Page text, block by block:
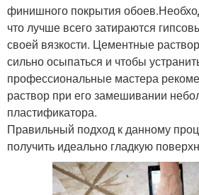
финишного покрытия
что лучше всего затираются
своей вязкости. Цементные
сильно осыпаться и чтобы
профессиональные мастера
раствор при его замешивании
пластификатора.
Правильный подход к данному
получить идеально гладкую